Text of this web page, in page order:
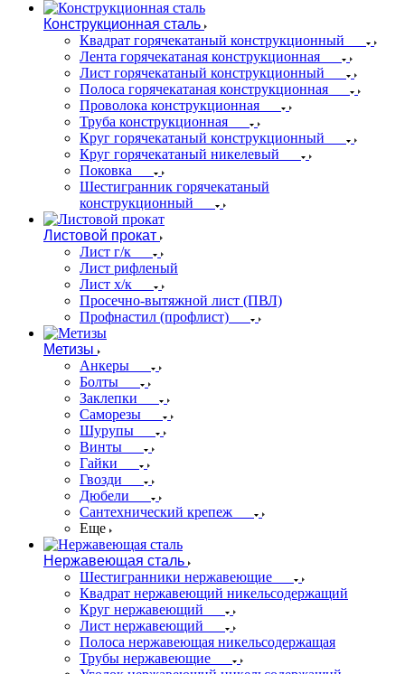
Конструкционная сталь
Квадрат горячекатаный конструкционный
Лента горячекатаная конструкционная
Лист горячекатаный конструкционный
Полоса горячекатаная конструкционная
Проволока конструкционная
Труба конструкционная
Круг горячекатаный конструкционный
Круг горячекатаный никелевый
Поковка
Шестигранник горячекатаный
конструкционный
Листовой прокат
Лист г/к
Лист рифленый
Лист х/к
Просечно-вытяжной лист (ПВЛ)
Профнастил (профлист)
Метизы
Анкеры
Болты
Заклепки
Саморезы
Шурупы
Винты
Гайки
Гвозди
Дюбели
Сантехнический крепеж
Еще
Нержавеющая сталь
Шестигранники нержавеющие
Квадрат нержавеющий никельсодержащий
Круг нержавеющий
Лист нержавеющий
Полоса нержавеющая никельсодержащая
Трубы нержавеющие